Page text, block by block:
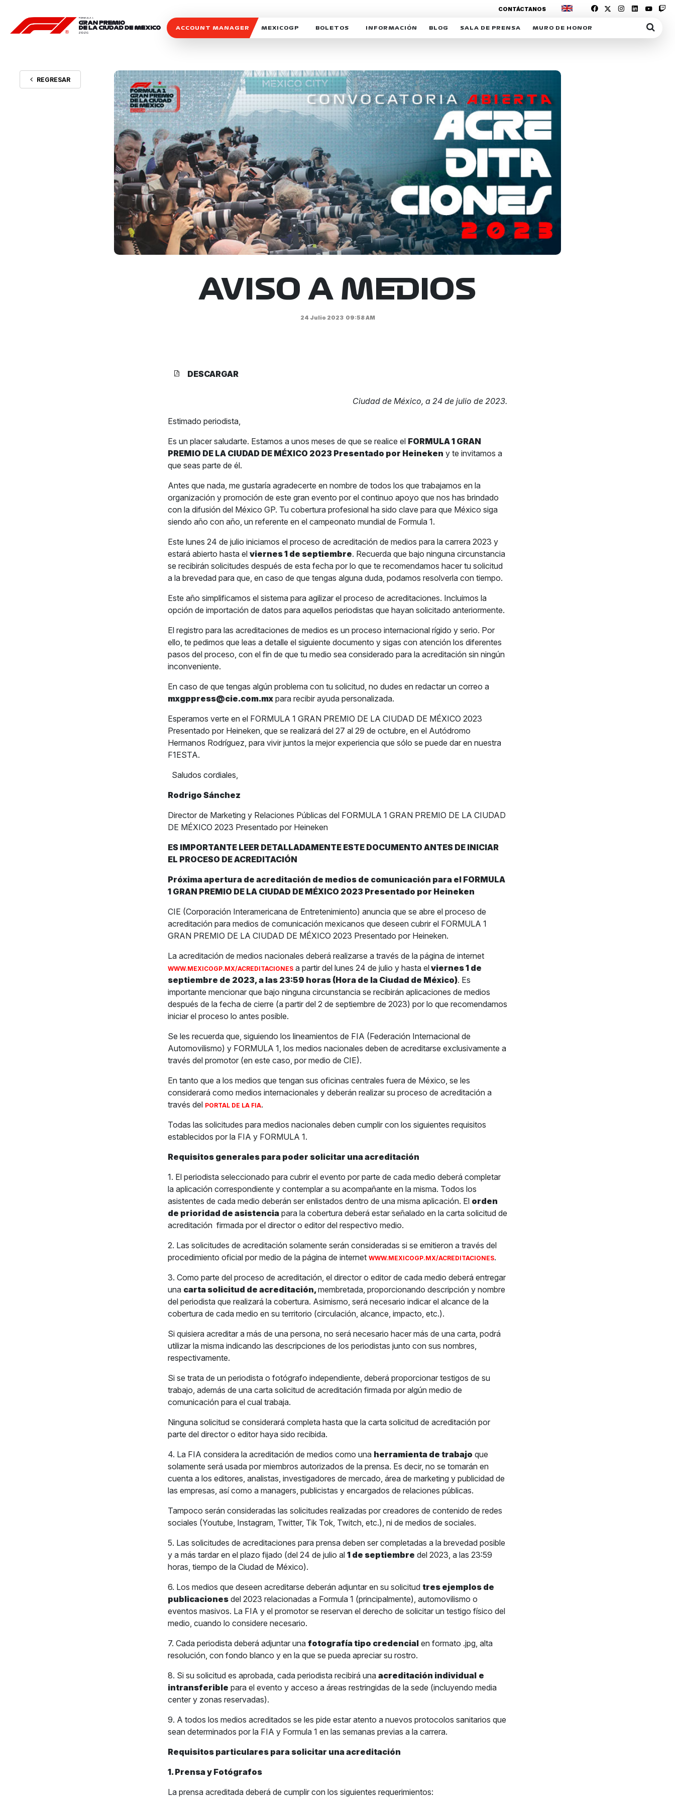
ACCOUNT MANAGER MEXICOGP
SOSTENIBILIDAD
CELEBRA CON NOSOTROS
BOLETOS INFORMACIÓN
DERECHO DE PRIMERA OPCIÓN
REFORESTEMOS JUNTOS
MOTORSPORT ACADEMY
VOLUNTARIOS
EXPOSICIÓN FOTOGRÁFICA
CAMPEONATO
PATROCINADORES
LEGALES TICKETMASTER
BLOG
MEXICOGP
INTERACTIVOS
SALA DE PRENSA
ACREDITACIONES
MURO DE HONOR
CONTÁCTANOS
REGRESAR
AVISO A MEDIOS
24 Julio 2023 09:58 AM
DESCARGAR
Ciudad de México, a 24 de julio de 2023.
Estimado periodista,
Es un placer saludarte. Estamos a unos meses de que se realice el FORMULA 1 GRAN
PREMIO DE LA CIUDAD DE MÉXICO 2023 Presentado por Heineken y te invitamos a
que seas parte de él.
Antes que nada, me gustaría agradecerte en nombre de todos los que trabajamos en la
organización y promoción de este gran evento por el continuo apoyo que nos has brindado
con la difusión del México GP. Tu cobertura profesional ha sido clave para que México siga
siendo año con año, un referente en el campeonato mundial de Formula 1.
Este lunes 24 de julio iniciamos el proceso de acreditación de medios para la carrera 2023 y
estará abierto hasta el viernes 1 de septiembre. Recuerda que bajo ninguna circunstancia
se recibirán solicitudes después de esta fecha por lo que te recomendamos hacer tu solicitud
a la brevedad para que, en caso de que tengas alguna duda, podamos resolverla con tiempo.
Este año simplificamos el sistema para agilizar el proceso de acreditaciones. Incluimos la
opción de importación de datos para aquellos periodistas que hayan solicitado anteriormente.
El registro para las acreditaciones de medios es un proceso internacional rígido y serio. Por
ello, te pedimos que leas a detalle el siguiente documento y sigas con atención los diferentes
pasos del proceso, con el fin de que tu medio sea considerado para la acreditación sin ningún
inconveniente.
En caso de que tengas algún problema con tu solicitud, no dudes en redactar un correo a
mxgppress@cie.com.mxpara recibir ayuda personalizada.
Esperamos verte en el FORMULA 1 GRAN PREMIO DE LA CIUDAD DE MÉXICO 2023
Presentado por Heineken, que se realizará del 27 al 29 de octubre, en el Autódromo
Hermanos Rodríguez, para vivir juntos la mejor experiencia que sólo se puede dar en nuestra
F1ESTA.
Saludos cordiales,
Rodrigo Sánchez
Director de Marketing y Relaciones Públicas del FORMULA 1 GRAN PREMIO DE LA CIUDAD
DE MÉXICO 2023 Presentado por Heineken
ES IMPORTANTE LEER DETALLADAMENTE ESTE DOCUMENTO ANTES DE INICIAR
EL PROCESO DE ACREDITACIÓN
Próxima apertura de acreditación de medios de comunicación para el FORMULA
1 GRAN PREMIO DE LA CIUDAD DE MÉXICO 2023 Presentado por Heineken
CIE (Corporación Interamericana de Entretenimiento) anuncia que se abre el proceso de
acreditación para medios de comunicación mexicanos que deseen cubrir el FORMULA 1
GRAN PREMIO DE LA CIUDAD DE MÉXICO 2023 Presentado por Heineken.
La acreditación de medios nacionales deberá realizarse a través de la página de internet
WWW.MEXICOGP.MX/ACREDITACIONESa partir del lunes 24 de julio y hasta elviernes 1 de
septiembre de 2023, a las 23:59 horas (Hora de la Ciudad de México). Es
importante mencionar que bajo ninguna circunstancia se recibirán aplicaciones de medios
después de la fecha de cierre (a partir del 2 de septiembre de 2023) por lo que recomendamos
iniciar el proceso lo antes posible.
Se les recuerda que, siguiendo los lineamientos de FIA (Federación Internacional de
Automovilismo) y FORMULA 1, los medios nacionales deben de acreditarse exclusivamente a
través del promotor (en este caso, por medio de CIE).
En tanto que a los medios que tengan sus oficinas centrales fuera de México, se les
considerará como medios internacionales y deberán realizar su proceso de acreditación a
través del PORTAL DE LA FIA.
Todas las solicitudes para medios nacionales deben cumplir con los siguientes requisitos
establecidos por la FIA y FORMULA 1.
Requisitos generales para poder solicitar una acreditación
1. El periodista seleccionado para cubrir el evento por parte de cada medio deberá completar
la aplicación correspondiente y contemplar a su acompañante en la misma. Todos los
asistentes de cada medio deberán ser enlistados dentro de una misma aplicación. El orden
de prioridad de asistenciapara la cobertura deberá estar señalado en la carta solicitud de
acreditación firmada por el director o editor del respectivo medio.
2. Las solicitudes de acreditación solamente serán consideradas si se emitieron a través del
procedimiento oficial por medio de la página de internet WWW.MEXICOGP.MX/ACREDITACIONES.
3. Como parte del proceso de acreditación, el director o editor de cada medio deberá entregar
una carta solicitud de acreditación,membretada, proporcionando descripción y nombre
del periodista que realizará la cobertura. Asimismo, será necesario indicar el alcance de la
cobertura de cada medio en su territorio (circulación, alcance, impacto, etc.).
Si quisiera acreditar a más de una persona, no será necesario hacer más de una carta, podrá
utilizar la misma indicando las descripciones de los periodistas junto con sus nombres,
respectivamente.
Si se trata de un periodista o fotógrafo independiente, deberá proporcionar testigos de su
trabajo, además de una carta solicitud de acreditación firmada por algún medio de
comunicación para el cual trabaja.
Ninguna solicitud se considerará completa hasta que la carta solicitud de acreditación por
parte del director o editor haya sido recibida.
4. La FIA considera la acreditación de medios como una herramienta de trabajo que
solamente será usada por miembros autorizados de la prensa. Es decir, no se tomarán en
cuenta a los editores, analistas, investigadores de mercado, área de marketing y publicidad de
las empresas, así como a managers, publicistas y encargados de relaciones públicas.
Tampoco serán consideradas las solicitudes realizadas por creadores de contenido de redes
sociales (Youtube, Instagram, Twitter, Tik Tok, Twitch, etc.), ni de medios de sociales.
5. Las solicitudes de acreditaciones para prensa deben ser completadas a la brevedad posible
y a más tardar en el plazo fijado (del 24 de julio al 1 de septiembre del 2023, a las 23:59
horas, tiempo de la Ciudad de México).
6. Los medios que deseen acreditarse deberán adjuntar en su solicitud tres ejemplos de
publicacionesdel 2023 relacionadas a Formula 1 (principalmente), automovilismo o
eventos masivos. La FIA y el promotor se reservan el derecho de solicitar un testigo físico del
medio, cuando lo considere necesario.
7. Cada periodista deberá adjuntar una fotografía tipo credencialen formato .jpg, alta
resolución, con fondo blanco y en la que se pueda apreciar su rostro.
8. Si su solicitud es aprobada, cada periodista recibirá una acreditación individual e
intransferible para el evento y acceso a áreas restringidas de la sede (incluyendo media
center y zonas reservadas).
9. A todos los medios acreditados se les pide estar atento a nuevos protocolos sanitarios que
sean determinados por la FIA y Formula 1 en las semanas previas a la carrera.
Requisitos particulares para solicitar una acreditación
1. Prensa y Fotógrafos
La prensa acreditada deberá de cumplir con los siguientes requerimientos: